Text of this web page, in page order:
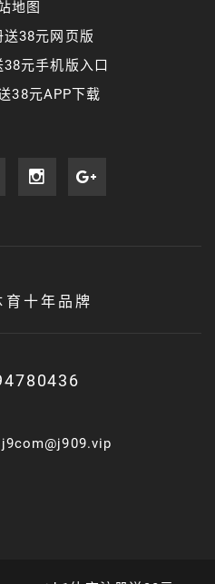
地图
38元网页版
元手机版入口
38元APP下载
十年品牌